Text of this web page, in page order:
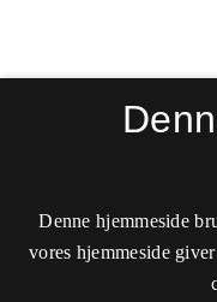
Denne hjemmeside
vores hjemmeside